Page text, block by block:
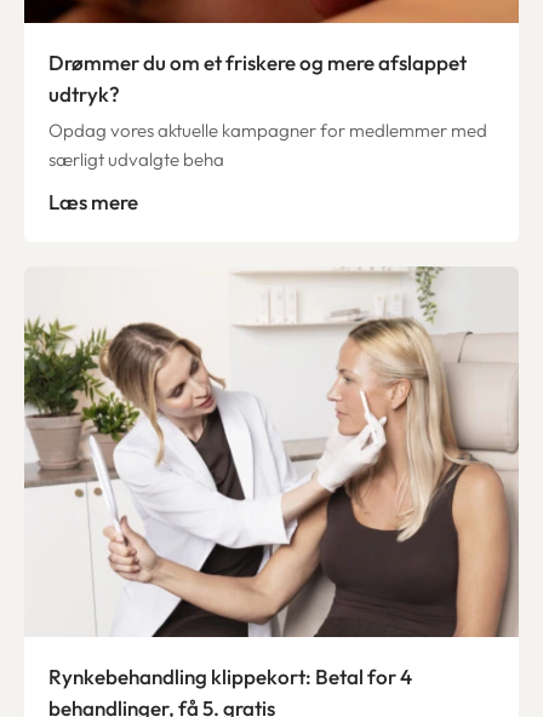
Drømmer du om et friskere og mere afslappet
udtryk?
Opdag vores aktuelle kampagner for medlemmer med
særligt udvalgte beha
Læs mere
Rynkebehandling klippekort: Betal for 4
behandlinger, få 5. gratis